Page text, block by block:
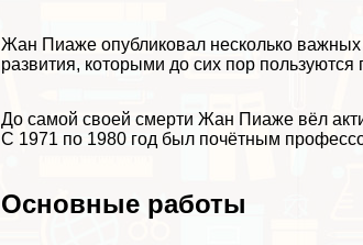
Жан Пиаже опубликовал несколько важных
развития, которыми до сих пор пользуются
До самой своей cмepти Жан Пиаже вёл
С 1971 по 1980 год был почётным
Основные работы